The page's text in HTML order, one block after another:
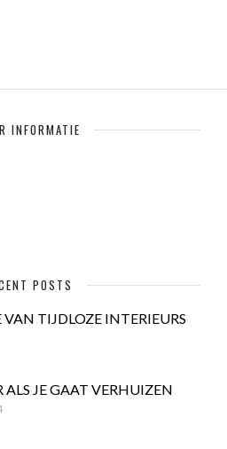
INFORMATIE
POSTS
TIJDLOZE INTERIEURS
ALS JE GAAT VERHUIZEN